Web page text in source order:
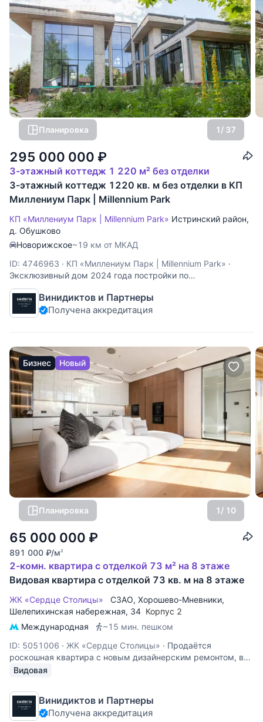
Планировка 1/ 37
295 000 000 ₽
3-этажный коттедж 1 220 м² без отделки
3-этажный коттедж 1220 кв. м без отделки в КП
Миллениум Парк | Millennium Park
КП «Миллениум Парк | Millennium Park» Истринский район,
д. Обушково
Новорижское~19 км от МКАД
ID: 4746963 · КП «Миллениум Парк | Millennium Park» ·
Эксклюзивный дом 2024 года постройки по
индивидуальному дизайн-проекту — идеальное решение
для семьи с 2–4 детьми, где продумано всё: от личного
пространства каждого до зон для отдыха, спорта и
Винидиктов и Партнеры
Получена аккредитация
Бизнес Новый
Планировка 1/ 10
65 000 000 ₽
891 000 ₽/м2
2-комн. квартира с отделкой 73 м² на 8 этаже
Видовая квартира с отделкой 73 кв. м на 8 этаже
ЖК «Сердце Столицы» СЗАО, Хорошево-Мневники,
Шелепихинская набережная, 34 Корпус 2
Международная
~15 мин. пешком
ID: 5051006 · ЖК «Сердце Столицы» · Продаётся
роскошная квартира с новым дизайнерским ремонтом, в
ЖК бизнес-класса «Сердце Столицы». Панорамные окна, с
спланированный интерьер, погружают в атмосферу уюта и
расслабления. Новая квартира с
Видовая
Винидиктов и Партнеры
Получена аккредитация